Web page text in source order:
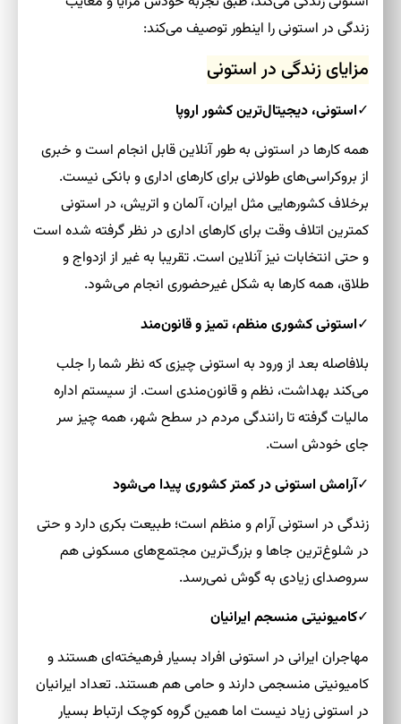
زندگی در استونی را اینطور توصیف می‌کند:
مزایای زندگی در استونی
✓استونی، دیجیتال‌ترین کشور اروپا
همه کارها در استونی به طور آنلاین قابل انجام است و خبری
از بروکراسی‌های طولانی برای کارهای اداری و بانکی نیست.
برخلاف کشورهایی مثل ایران، آلمان و اتریش، در استونی
کمترین اتلاف وقت برای کارهای اداری در نظر گرفته شده است
و حتی انتخابات نیز آنلاین است. تقریبا به غیر از ازدواج و
طلاق، همه کارها به شکل غیرحضوری انجام می‌شود.
✓استونی کشوری منظم، تمیز و قانون‌مند
بلافاصله بعد از ورود به استونی چیزی که نظر شما را جلب
می‌کند بهداشت، نظم و قانون‌مندی است. از سیستم اداره
مالیات گرفته تا رانندگی مردم در سطح شهر، همه چیز سر
جای خودش است.
✓آرامش استونی در کمتر کشوری پیدا می‌شود
زندگی در استونی آرام و منظم است؛ طبیعت بکری دارد و حتی
در شلوغ‌ترین جاها و بزرگ‌ترین مجتمع‌های مسکونی هم
سروصدای زیادی به گوش نمی‌رسد.
✓کامیونیتی منسجم ایرانیان
مهاجران ایرانی در استونی افراد بسیار فرهیخته‌ای هستند و
کامیونیتی منسجمی دارند و حامی هم هستند. تعداد ایرانیان
در استونی زیاد نیست اما همین گروه کوچک ارتباط بسیار